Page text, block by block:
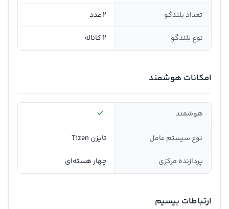
تعداد بلندگو 2 عدد
نوع بلندگو 2 کاناله
امکانات هوشمند
هوشمند
نوع سیستم عامل تایزن Tizen
پردازنده مرکزی چهار هسته‌ای
ارتباطات بیسیم